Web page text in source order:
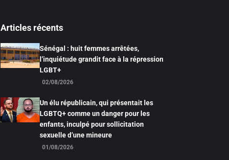
Articles récents
Sénégal : huit femmes arrêtées,
l’inquiétude grandit face à la répression
LGBT+
02/08/2026
Un élu républicain, qui présentait les
LGBTQ+ comme un danger pour les
enfants, inculpé pour sollicitation
sexuelle d’une mineure
01/08/2026